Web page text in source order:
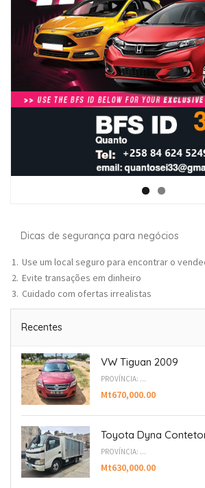
Dicas de segurança para negócios
Use um local seguro para encontrar o
Evite transações em dinheiro
Cuidado com ofertas irrealistas
Recentes
VW Tiguan 2009
PROVÍNCIA: ...
Mt670,000.00
Toyota Dyna
PROVÍNCIA: ...
Mt630,000.00